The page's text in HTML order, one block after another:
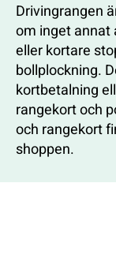
Drivingrangen
om inget annat
eller kortare
bollplockning.
kortbetalning
rangekort och
och rangekort
shoppen.